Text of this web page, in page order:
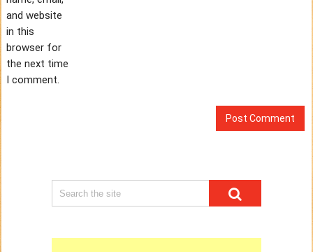
and website
in this
browser for
the next time
I comment.